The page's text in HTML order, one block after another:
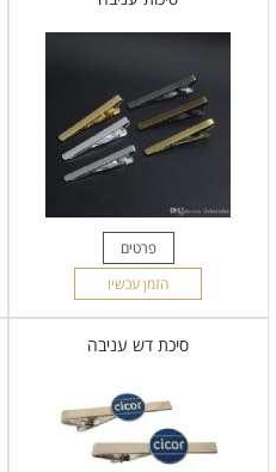
פרטים
הזמן עכשיו
סיכת דש עניבה